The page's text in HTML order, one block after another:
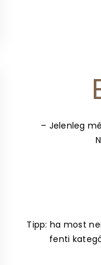
– Jelenleg
Tipp: ha most
fenti